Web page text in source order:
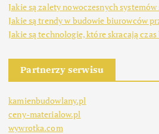
Jakie są zalety nowoczesnych
Jakie są trendy w budowie biurowców
Jakie są technologie, które skracają
Partnerzy serwisu
kamienbudowlany.pl
ceny-materialow.pl
wywrotka.com